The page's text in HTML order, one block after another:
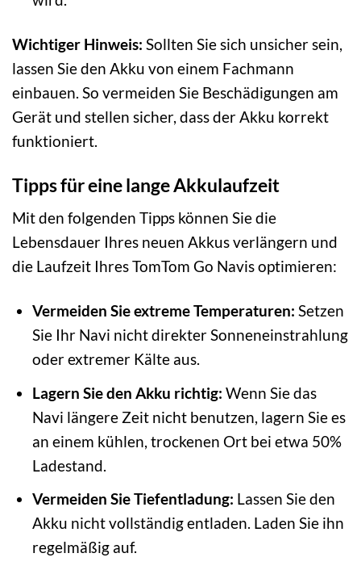
Wichtiger Hinweis: Sollten Sie sich unsicher sein,
lassen Sie den Akku von einem Fachmann
einbauen. So vermeiden Sie Beschädigungen am
Gerät und stellen sicher, dass der Akku korrekt
funktioniert.
Tipps für eine lange Akkulaufzeit
Mit den folgenden Tipps können Sie die
Lebensdauer Ihres neuen Akkus verlängern und
die Laufzeit Ihres TomTom Go Navis optimieren:
Vermeiden Sie extreme Temperaturen: Setzen
Sie Ihr Navi nicht direkter Sonneneinstrahlung
oder extremer Kälte aus.
Lagern Sie den Akku richtig: Wenn Sie das
Navi längere Zeit nicht benutzen, lagern Sie es
an einem kühlen, trockenen Ort bei etwa 50%
Ladestand.
Vermeiden Sie Tiefentladung: Lassen Sie den
Akku nicht vollständig entladen. Laden Sie ihn
regelmäßig auf.